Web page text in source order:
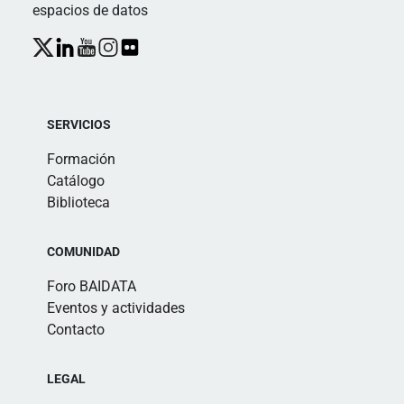
espacios de datos
SERVICIOS
Formación
Catálogo
Biblioteca
COMUNIDAD
Foro BAIDATA
Eventos y actividades
Contacto
LEGAL